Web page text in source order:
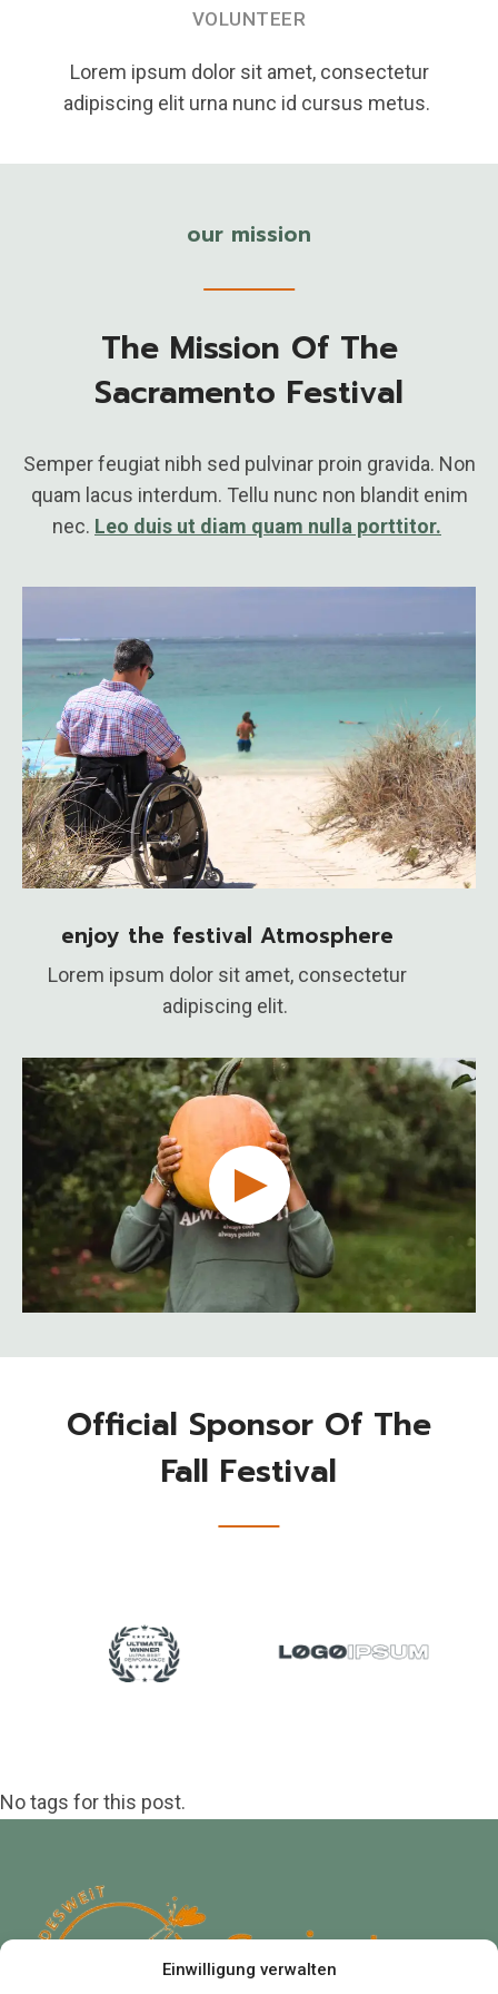
Einwilligung verwalten
VOLUNTEER
Lorem ipsum dolor sit amet, consectetur
adipiscing elit urna nunc id cursus metus.
our mission
The Mission Of The
Sacramento Festival
Semper feugiat nibh sed pulvinar proin gravida. Non
quam lacus interdum. Tellu nunc non blandit enim
nec. Leo duis ut diam quam nulla porttitor.
enjoy the festival Atmosphere
Lorem ipsum dolor sit amet, consectetur
adipiscing elit.
Official Sponsor Of The
Fall Festival
No tags for this post.